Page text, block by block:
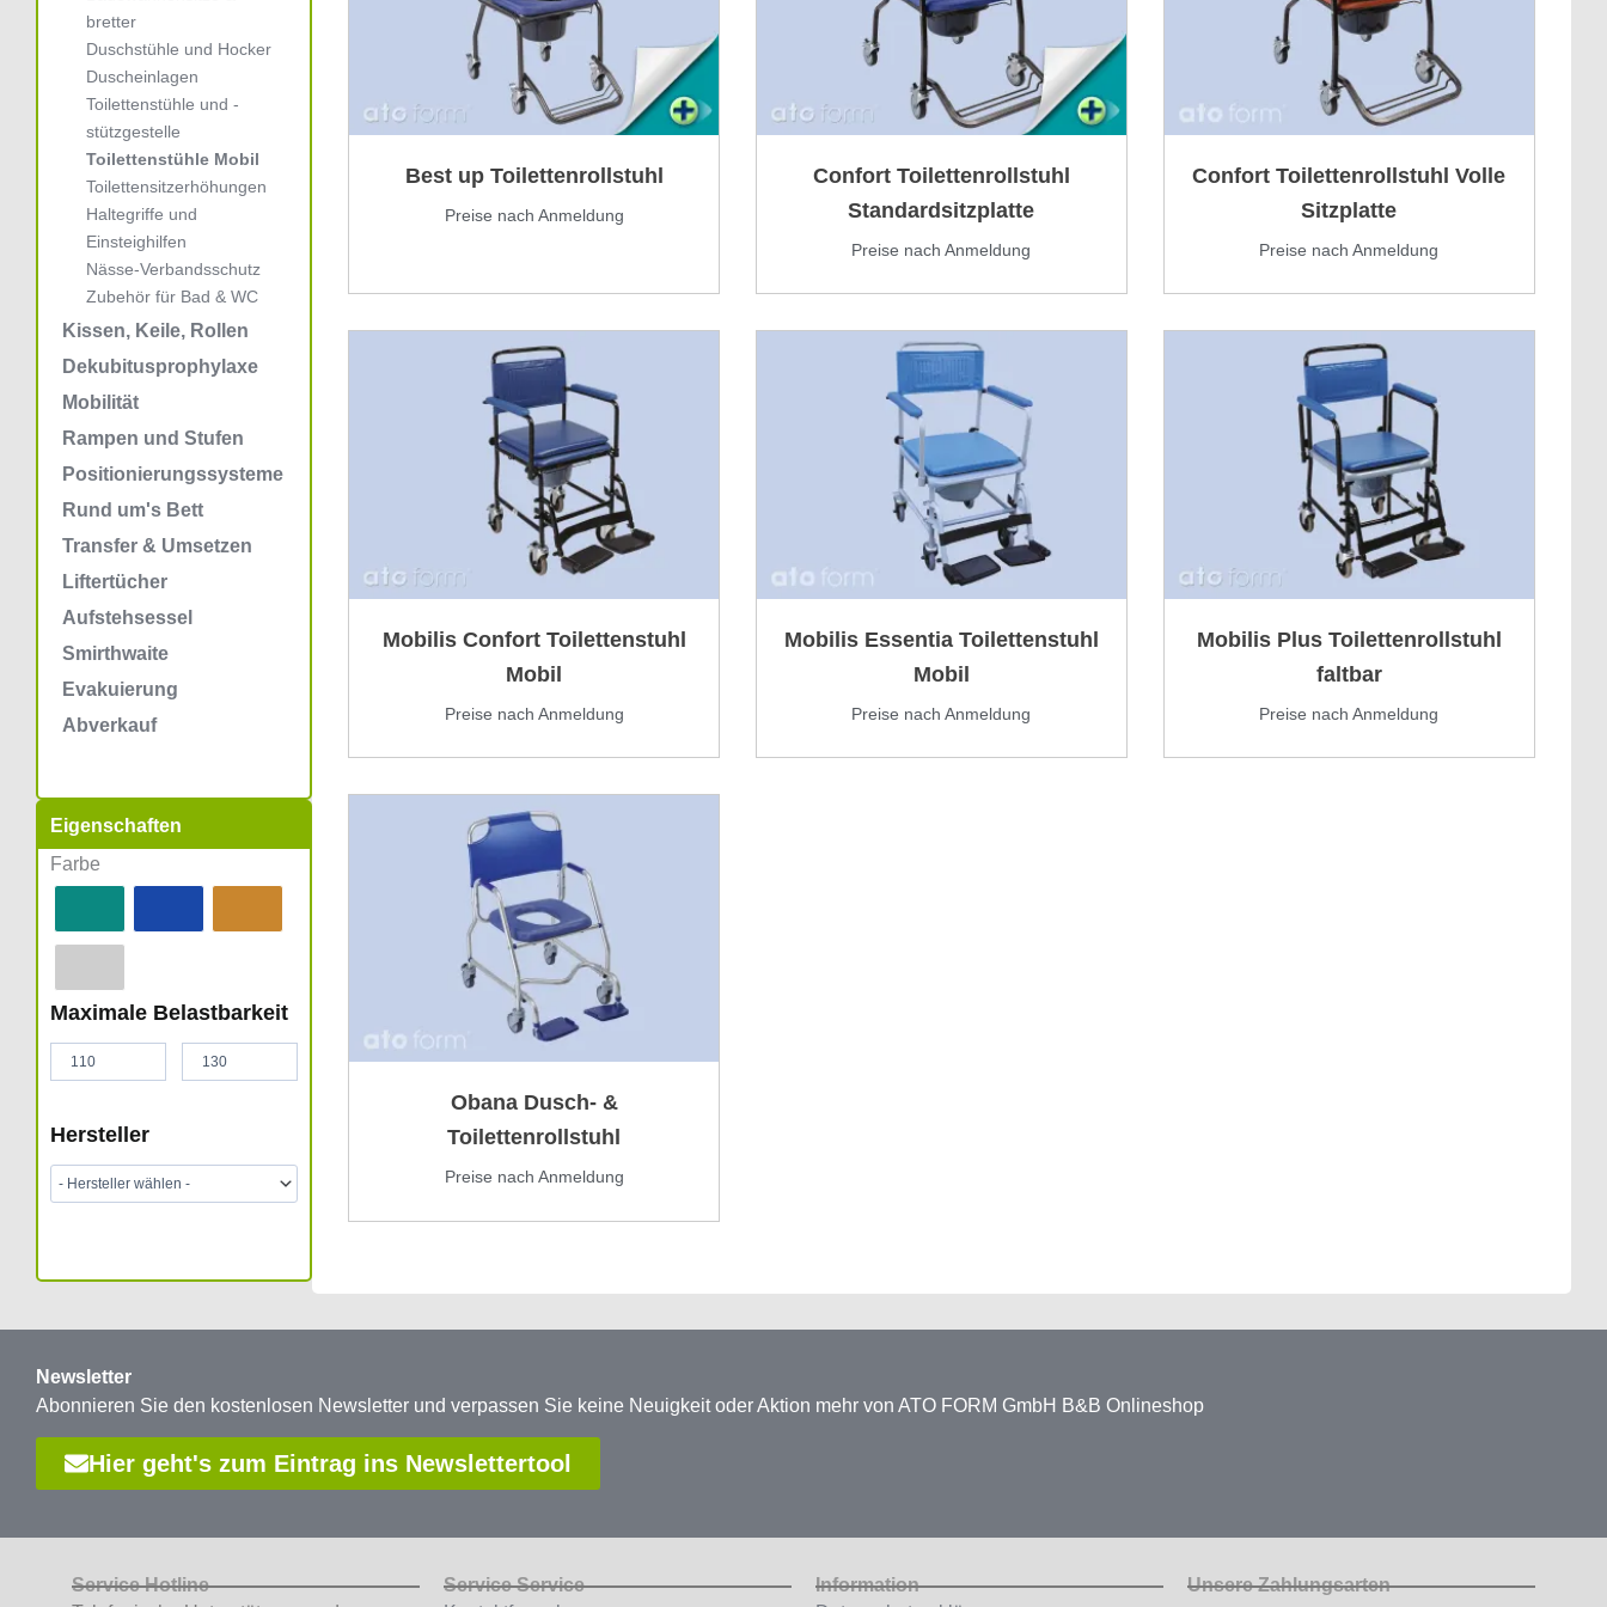
bretter
Duschstühle und Hocker
Duscheinlagen
Toilettenstühle und -
stützgestelle
Toilettenstühle Mobil
Toilettensitzerhöhungen
Haltegriffe und
Einsteighilfen
Nässe-Verbandsschutz
Zubehör für Bad & WC
Kissen, Keile, Rollen
Dekubitusprophylaxe
Mobilität
Rampen und Stufen
Positionierungssysteme
Rund um's Bett
Transfer & Umsetzen
Liftertücher
Aufstehsessel
Smirthwaite
Evakuierung
Abverkauf
Eigenschaften
Farbe
Maximale Belastbarkeit
Hersteller
Best up Toilettenrollstuhl
Preise nach Anmeldung
Confort Toilettenrollstuhl
Standardsitzplatte
Preise nach Anmeldung
Confort Toilettenrollstuhl Volle
Sitzplatte
Preise nach Anmeldung
Mobilis Confort Toilettenstuhl
Mobil
Preise nach Anmeldung
Mobilis Essentia Toilettenstuhl
Mobil
Preise nach Anmeldung
Mobilis Plus Toilettenrollstuhl
faltbar
Preise nach Anmeldung
Obana Dusch- &
Toilettenrollstuhl
Preise nach Anmeldung
Newsletter
Abonnieren Sie den kostenlosen Newsletter und verpassen Sie keine Neuigkeit oder Aktion mehr von ATO FORM GmbH B&B Onlineshop
Hier geht's zum Eintrag ins Newslettertool
Service Hotline
Service Service
Information
Unsere Zahlungsarten